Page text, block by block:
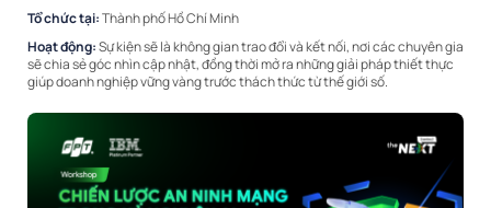
Tổ chức tại:Thành phố Hồ Chí Minh
Hoạt động:Sự kiện sẽ là không gian trao đổi và kết nối, nơi các chuyên gia
sẽ chia sẻ góc nhìn cập nhật, đồng thời mở ra những giải pháp thiết thực
giúp doanh nghiệp vững vàng trước thách thức từ thế giới số.